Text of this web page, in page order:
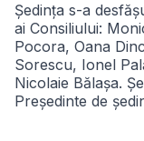
Ședința s-a
ai Consiliului:
Pocora, Oana
Sorescu, Ionel
Nicolaie Bălașa.
Președinte de